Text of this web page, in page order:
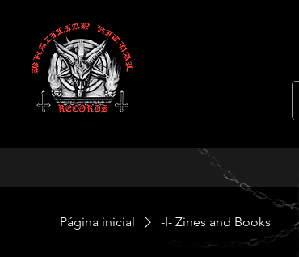
Página inicial -I- Zines and Books